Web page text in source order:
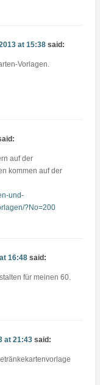
at 15:38 said:
Vorlagen.
auf der
kommen auf der
und-
?No=200
16:48 said:
für meinen 60.
at 21:43 said: